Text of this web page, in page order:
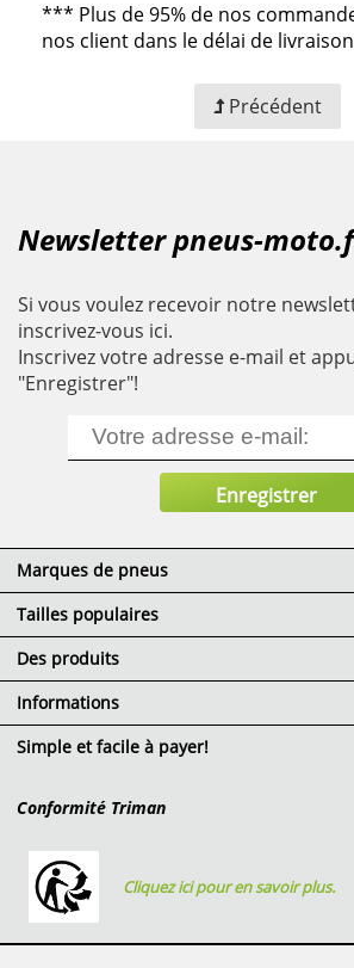
*** Plus de 95% de nos
nos client dans le délai de
Précédent
Newsletter pneus-
Si vous voulez recevoir notre
inscrivez-vous ici.
Inscrivez votre adresse e-mail et
"Enregistrer"!
Marques de pneus
Tailles populaires
Des produits
Informations
Simple et facile à payer!
Conformité Triman
Cliquez ici pour en savoir plus.